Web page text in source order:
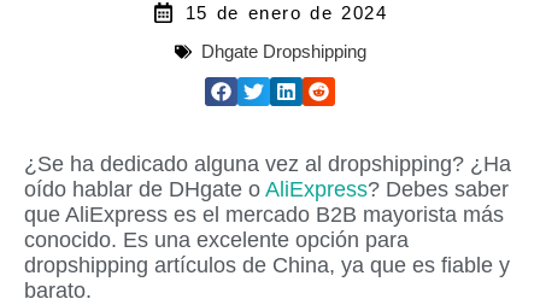
15 de enero de 2024
Dhgate Dropshipping
¿Se ha dedicado alguna vez al dropshipping? ¿Ha
oído hablar de DHgate o AliExpress? Debes saber
que AliExpress es el mercado B2B mayorista más
conocido. Es una excelente opción para
dropshipping artículos de China, ya que es fiable y
barato.